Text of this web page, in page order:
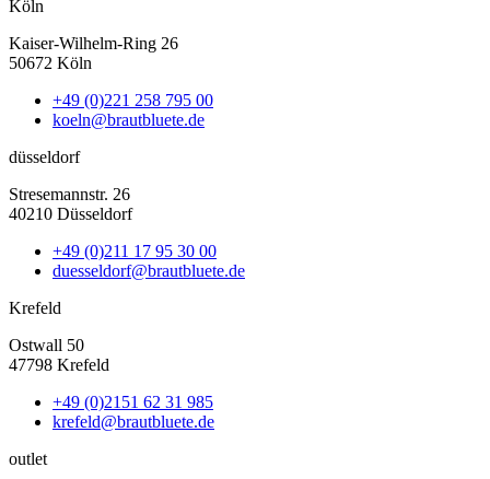
Köln
Kaiser-Wilhelm-Ring 26
50672 Köln
+49 (0)221 258 795 00
koeln@brautbluete.de
düsseldorf
Stresemannstr. 26
40210 Düsseldorf
+49 (0)211 17 95 30 00
duesseldorf@brautbluete.de
Krefeld
Ostwall 50
47798 Krefeld
+49 (0)2151 62 31 985
krefeld@brautbluete.de
outlet